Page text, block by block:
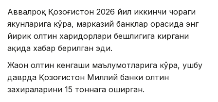
Аввалроқ Қозоғистон 2026 йил иккинчи чораги
якунларига кўра, марказий банклар орасида энг
йирик олтин харидорлари бешлигига киргани
ҳақида хабар берилган эди.
Жаҳон олтин кенгаши маълумотларига кўра, ушбу
даврда Қозоғистон Миллий банки олтин
захираларини 15 тоннага оширган.